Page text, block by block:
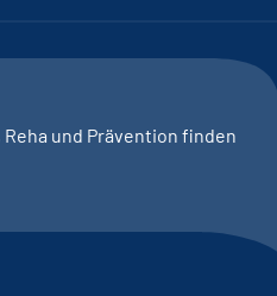
und Prävention finden